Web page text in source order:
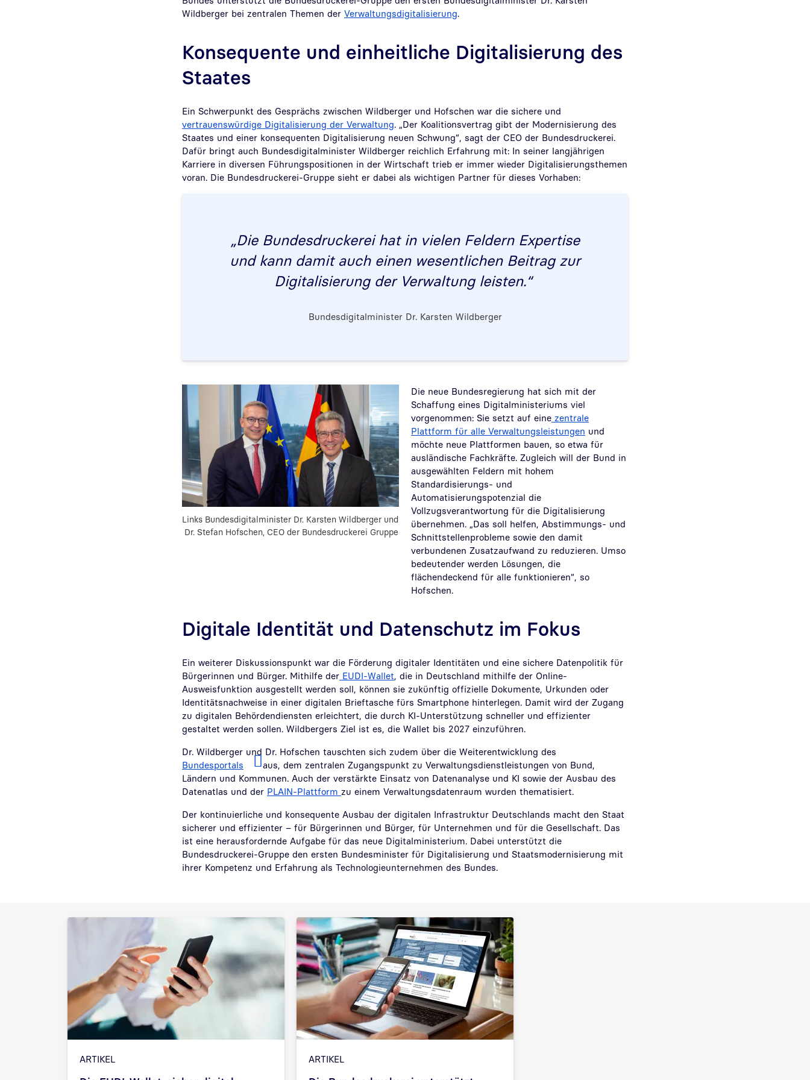
Wildberger bei zentralen Themen der Verwaltungsdigitalisierung.
Konsequente und einheitliche Digitalisierung des
Staates
Ein Schwerpunkt des Gesprächs zwischen Wildberger und Hofschen war die sichere und
vertrauenswürdige Digitalisierung der Verwaltung. „Der Koalitionsvertrag gibt der Modernisierung des
Staates und einer konsequenten Digitalisierung neuen Schwung“, sagt der CEO der Bundesdruckerei.
Dafür bringt auch Bundesdigitalminister Wildberger reichlich Erfahrung mit: In seiner langjährigen
Karriere in diversen Führungspositionen in der Wirtschaft trieb er immer wieder Digitalisierungsthemen
voran. Die Bundesdruckerei-Gruppe sieht er dabei als wichtigen Partner für dieses Vorhaben:
„Die Bundesdruckerei hat in vielen Feldern Expertise
und kann damit auch einen wesentlichen Beitrag zur
Digitalisierung der Verwaltung leisten.“
Bundesdigitalminister Dr. Karsten Wildberger
Links Bundesdigitalminister Dr. Karsten Wildberger und
Dr. Stefan Hofschen, CEO der Bundesdruckerei Gruppe
Die neue Bundesregierung hat sich mit der
Schaffung eines Digitalministeriums viel
vorgenommen: Sie setzt auf eine zentrale
Plattform für alle Verwaltungsleistungen und
möchte neue Plattformen bauen, so etwa für
ausländische Fachkräfte. Zugleich will der Bund in
ausgewählten Feldern mit hohem
Standardisierungs- und
Automatisierungspotenzial die
Vollzugsverantwortung für die Digitalisierung
übernehmen. „Das soll helfen, Abstimmungs- und
Schnittstellenprobleme sowie den damit
verbundenen Zusatzaufwand zu reduzieren. Umso
bedeutender werden Lösungen, die
flächendeckend für alle funktionieren“, so
Hofschen.
Digitale Identität und Datenschutz im Fokus
Ein weiterer Diskussionspunkt war die Förderung digitaler Identitäten und eine sichere Datenpolitik für
Bürgerinnen und Bürger. Mithilfe der EUDI-Wallet, die in Deutschland mithilfe der Online-
Ausweisfunktion ausgestellt werden soll, können sie zukünftig offizielle Dokumente, Urkunden oder
Identitätsnachweise in einer digitalen Brieftasche fürs Smartphone hinterlegen. Damit wird der Zugang
zu digitalen Behördendiensten erleichtert, die durch KI-Unterstützung schneller und effizienter
gestaltet werden sollen. Wildbergers Ziel ist es, die Wallet bis 2027 einzuführen.
Dr. Wildberger und Dr. Hofschen tauschten sich zudem über die Weiterentwicklung des
Bundesportals
aus, dem zentralen Zugangspunkt zu Verwaltungsdienstleistungen von Bund,
Ländern und Kommunen. Auch der verstärkte Einsatz von Datenanalyse und KI sowie der Ausbau des
Datenatlas und der PLAIN-Plattform zu einem Verwaltungsdatenraum wurden thematisiert.
Der kontinuierliche und konsequente Ausbau der digitalen Infrastruktur Deutschlands macht den Staat
sicherer und effizienter – für Bürgerinnen und Bürger, für Unternehmen und für die Gesellschaft. Das
ist eine herausfordernde Aufgabe für das neue Digitalministerium. Dabei unterstützt die
Bundesdruckerei-Gruppe den ersten Bundesminister für Digitalisierung und Staatsmodernisierung mit
ihrer Kompetenz und Erfahrung als Technologieunternehmen des Bundes.
ARTIKEL ARTIKEL